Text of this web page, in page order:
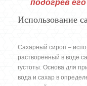
подогрев
Использование
Сахарный сироп –
растворенный в воде
густоты. Основа для
вода и сахар в